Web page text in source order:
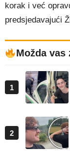
korak i već
predsjedavajući
Možda vas
1
2